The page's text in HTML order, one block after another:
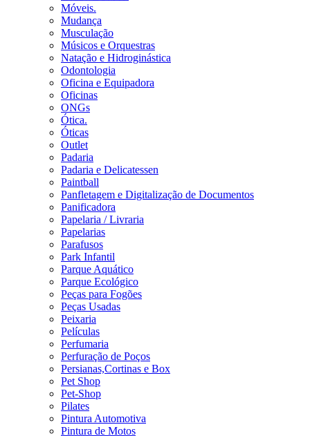
Móveis.
Mudança
Musculação
Músicos e Orquestras
Natação e Hidroginástica
Odontologia
Oficina e Equipadora
Oficinas
ONGs
Ótica.
Óticas
Outlet
Padaria
Padaria e Delicatessen
Paintball
Panfletagem e Digitalização de Documentos
Panificadora
Papelaria / Livraria
Papelarias
Parafusos
Park Infantil
Parque Aquático
Parque Ecológico
Peças para Fogões
Peças Usadas
Peixaria
Películas
Perfumaria
Perfuração de Poços
Persianas,Cortinas e Box
Pet Shop
Pet-Shop
Pilates
Pintura Automotiva
Pintura de Motos